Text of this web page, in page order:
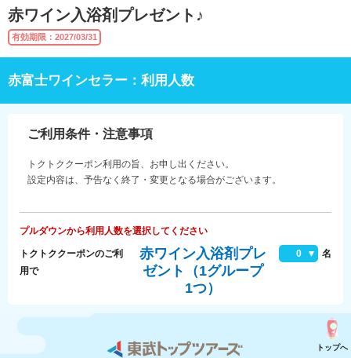
赤ワイン入浴剤プレゼント♪
有効期限：2027/03/31
赤富士ワインセラー：利用人数
ご利用条件・注意事項
トクトククーポン利用の旨、お申し出ください。
設定内容は、予告なく終了・変更となる場合がございます。
プルダウンから利用人数を選択してください
トクトククーポンのご利
用で
赤ワイン入浴剤プレ
ゼント（1グループ
1つ）
0 名
トップへ